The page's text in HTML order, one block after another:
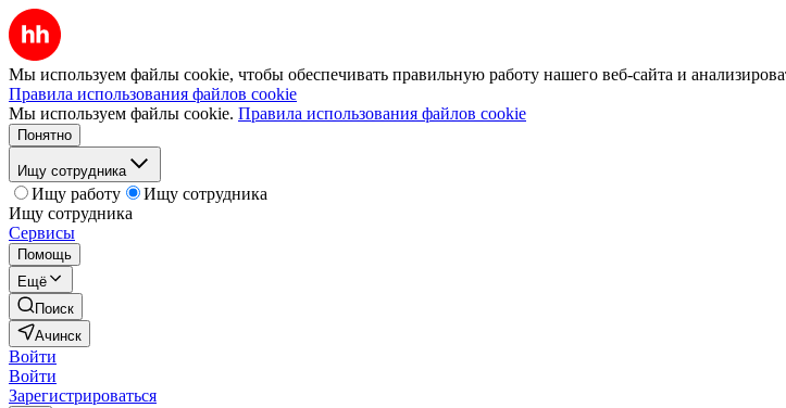
Мы используем файлы cookie, чтобы обеспечивать правильную работу нашего веб-сайта и
Правила использования файлов cookie
Мы используем файлы cookie. Правила использования файлов cookie
Понятно
Ищу сотрудника
Ищу работу
Ищу сотрудника
Ищу сотрудника
Сервисы
Помощь
Ещё
Поиск
Ачинск
Войти
Войти
Зарегистрироваться